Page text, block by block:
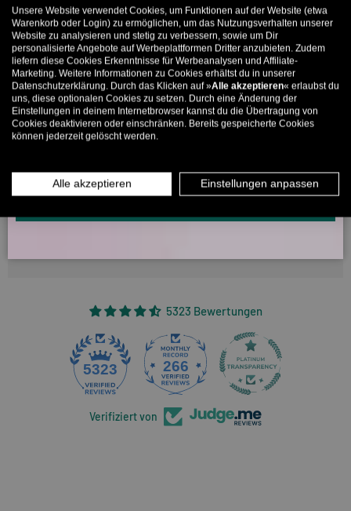
Schönes Design und bequemer Stoff.
Bewertungen in anderen Sprachen
18/01/2026
Fabio Pettenon
Atticus
Bella t-shirt fit giusto
5323 Bewertungen
5323 266
Verifiziert von
Bis zu 11% Rabatt auf deine erste Bestellung. Aufgepasst: Du
kannst nur 1x wählen! 🤫
5% ab €80 9% ab €100 11% ab €150 🔥
E-Mail
MÄNNER
INFOS ÜBER WHATSAPP? KEIN PROBLEM!
KLICK HIER UND SCHICKE UNS DIE VORGESCHRIEBENE NACHRICHT,
Unsere Website verwendet Cookies, um Funktionen auf der Website (etwa
Warenkorb oder Login) zu ermöglichen, um das Nutzungsverhalten unserer
Website zu analysieren und stetig zu verbessern, sowie um Dir
personalisierte Angebote auf Werbeplattformen Dritter anzubieten. Zudem
liefern diese Cookies Erkenntnisse für Werbeanalysen und Affiliate-
Marketing. Weitere Informationen zu Cookies erhältst du in unserer
Datenschutzerklärung. Durch das Klicken auf »Alle akzeptieren« erlaubst du
uns, diese optionalen Cookies zu setzen. Durch eine Änderung der
Einstellungen in deinem Internetbrowser kannst du die Übertragung von
Cookies deaktivieren oder einschränken. Bereits gespeicherte Cookies
können jederzeit gelöscht werden.
Alle akzeptieren Einstellungen anpassen